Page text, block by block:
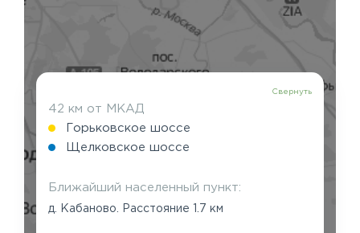
Свернуть
42 км от МКАД
Горьковское шоссе
Щелковское шоссе
Ближайший населенный пункт:
д. Кабаново. Расстояние 1.7 км